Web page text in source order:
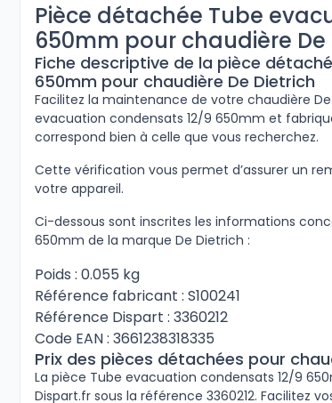
Pièce détachée Tube
650mm pour chaudière De
Fiche descriptive de la pièce
650mm pour chaudière De Dietrich
Facilitez la maintenance de votre chaudière
evacuation condensats 12/9 650mm et
correspond bien à celle que vous recherchez.
Cette vérification vous permet d’assurer un
votre appareil.
Ci-dessous sont inscrites les informations
650mm de la marque De Dietrich :
Poids : 0.055 kg
Référence fabricant : S100241
Référence Dispart : 3360212
Code EAN : 3661238318335
Prix des pièces détachées pour
La pièce Tube evacuation condensats 12/9
Dispart.fr sous la référence 3360212. Facilitez